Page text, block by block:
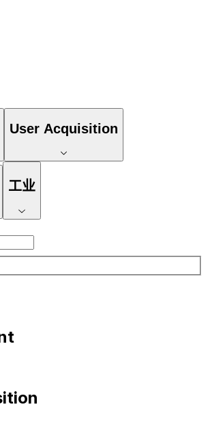
User Acquisition
工业